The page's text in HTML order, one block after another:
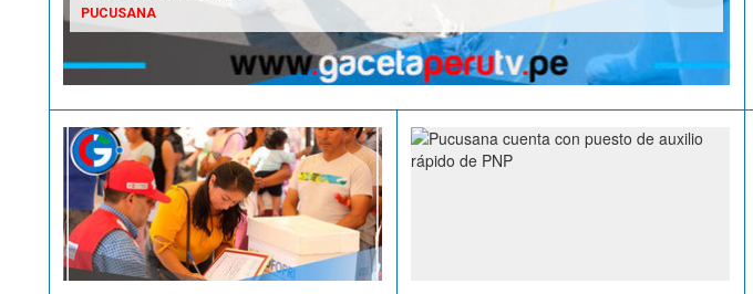
PUCUSANA